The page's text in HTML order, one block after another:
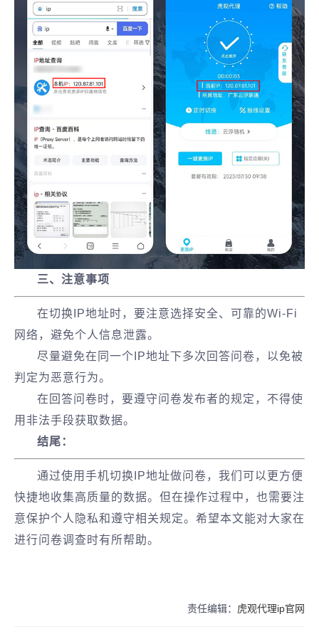
三、注意事项
在切换IP地址时，要注意选择安全、可靠的Wi-Fi
网络，避免个人信息泄露。
尽量避免在同一个IP地址下多次回答问卷，以免被
判定为恶意行为。
在回答问卷时，要遵守问卷发布者的规定，不得使
用非法手段获取数据。
结尾：
通过使用手机切换IP地址做问卷，我们可以更方便
快捷地收集高质量的数据。但在操作过程中，也需要注
意保护个人隐私和遵守相关规定。希望本文能对大家在
进行问卷调查时有所帮助。
责任编辑： 虎观代理ip官网